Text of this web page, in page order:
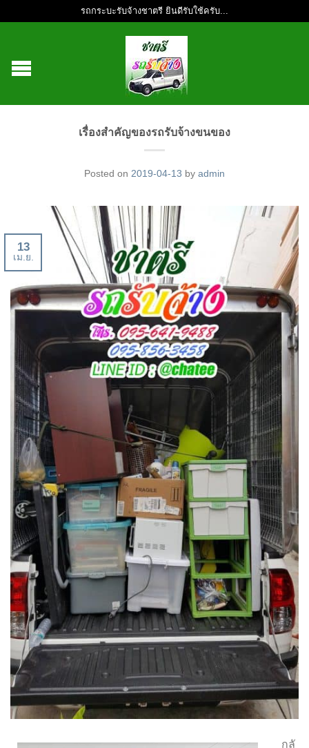
รถกระบะรับจ้างชาตรี ยินดีรับใช้ครับ...
เรื่องสำคัญของรถรับจ้างขนของ
Posted on 2019-04-13 by admin
13
เม.ย.
กลั